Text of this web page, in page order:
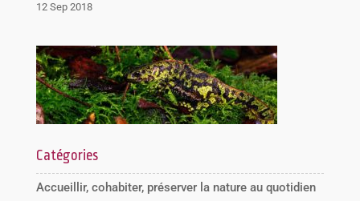
12 Sep 2018
Catégories
Accueillir, cohabiter, préserver la nature au quotidien